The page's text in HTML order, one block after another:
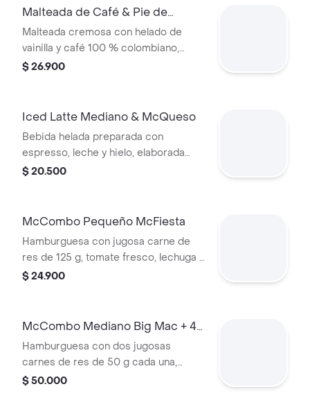
Malteada de Café & Pie de
Manzana
Malteada cremosa con helado de
vainilla y café 100 % colombiano,
acompañada de pastel relleno de
$ 26.900
Iced Latte Mediano & McQueso
Bebida helada preparada con
espresso, leche y hielo, elaborada
con café 100 % colombiano,
$ 20.500
McCombo Pequeño McFiesta
Hamburguesa con jugosa carne de
res de 125 g, tomate fresco, lechuga y
salsa de tomate, en pan suave sin
elección.
$ 24.900
McCombo Mediano Big Mac + 4
Nuggets
Hamburguesa con dos jugosas
carnes de res de 50 g cada una,
cebolla, lechuga fresca, pepinillos,
$ 50.000